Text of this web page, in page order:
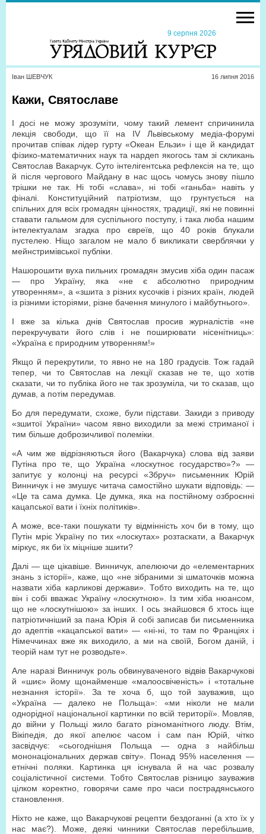
9 серпня 2026
Іван ШЕВЧУК 16 липня 2016
Кажи, Святославе
І досі не можу зрозуміти, чому такий лемент спричинила
лекція свободи, що її на IV Львівському медіа-форумі
прочитав співак лідер гурту «Океан Ельзи» і ще й кандидат
фізико-математичних наук та нардеп якогось там зі скликань
Святослав Вакарчук. Суто інтелігентська рефлексія на те, що
й після чергового Майдану в нас щось чомусь знову пішло
трішки не так. Ні тобі «слава», ні тобі «ганьба» навіть у
фіналі. Конституційний патріотизм, що грунтується на
спільних для всіх громадян цінностях, традиції, які не повинні
ставати гальмом для суспільного поступу, і така люба нашим
інтелектуалам згадка про євреїв, що 40 років блукали
пустелею. Ніщо загалом не мало б викликати сверблячки у
мейнстримівської публіки.
Нашорошити вуха пильних громадян змусив хіба один пасаж
— про Україну, яка «не є абсолютно природним
утворенням», а «зшита з різних кусочків і різних країн, людей
із різними історіями, різне бачення минулого і майбутнього».
І вже за кілька днів Святослав просив журналістів «не
перекручувати його слів і не поширювати нісенітниць»:
«Україна є природним утворенням!»
Якщо й перекрутили, то явно не на 180 градусів. Тож гадай
тепер, чи то Святослав на лекції сказав не те, що хотів
сказати, чи то публіка його не так зрозуміла, чи то сказав, що
думав, а потім передумав.
Бо для передумати, схоже, були підстави. Закиди з приводу
«зшитої України» часом явно виходили за межі стриманої і
тим більше доброзичливої полеміки.
«А чим же відрізняються його (Вакарчука) слова від заяви
Путіна про те, що Україна «лоскутноє государство»?» —
запитує у колонці на ресурсі «Збруч» письменник Юрій
Винничук і не змушує читача самостійно шукати відповідь: —
«Це та сама думка. Це думка, яка на постійному озброєнні
кацапської вати і їхніх політиків».
А може, все-таки пошукати ту відмінність хоч би в тому, що
Путін мріє Україну по тих «лоскутах» розтаскати, а Вакарчук
міркує, як би їх міцніше зшити?
Далі — ще цікавіше. Винничук, апелюючи до «елементарних
знань з історії», каже, що «не зібраними зі шматочків можна
назвати хіба карликові держави». Тобто виходить на те, що
він і собі вважає Україну «лоскутною». Із тим хіба нюансом,
що не «лоскутнішою» за інших. І ось знайшовся б хтось іще
патріотичніший за пана Юрія й собі записав би письменника
до адептів «кацапської вати» — «ні-ні, то там по Франціях і
Німеччинах вже як виходило, а ми на своїй, Богом даній, і
теорій нам тут не розводьте».
Але наразі Винничук роль обвинуваченого відвів Вакарчукові
й «шиє» йому щонайменше «малоосвіченість» і «тотальне
незнання історії». За те хоча б, що той зауважив, що
«Україна — далеко не Польща»: «ми ніколи не мали
однорідної національної картинки по всій території». Мовляв,
до війни у Польщі жило багато різноманітного люду. Втім,
Вікіпедія, до якої апелює часом і сам пан Юрій, чітко
засвідчує: «сьогоднішня Польща — одна з найбільш
мононаціональних держав світу». Понад 95% населення —
етнічні поляки. Картинка ця існувала й на час розвалу
соціалістичної системи. Тобто Святослав різницю зауважив
цілком коректно, говорячи саме про часи пострадянського
становлення.
Ніхто не каже, що Вакарчукові рецепти бездоганні (а хто їх у
нас має?). Може, деякі чинники Святослав перебільшив,